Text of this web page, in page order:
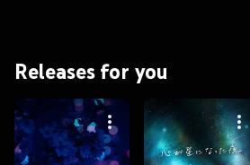
Releases for you